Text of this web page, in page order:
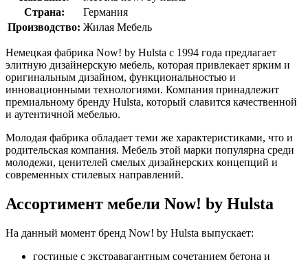
Страна:
Германия
Производство: Жилая Мебель
Немецкая фабрика Now! by Hulsta с 1994 года предлагает
элитную дизайнерскую мебель, которая привлекает ярким и
оригинальным дизайном, функциональностью и
инновационными технологиями. Компания принадлежит
премиальному бренду Hulsta, который славится качественной
и аутентичной мебелью.
Молодая фабрика обладает теми же характеристиками, что и
родительская компания. Мебель этой марки популярна среди
молодежи, ценителей смелых дизайнерских концепций и
современных стилевых направлений.
Ассортимент мебели Now! by Hulsta
На данный момент бренд Now! by Hulsta выпускает:
гостиные с экстравагантным сочетанием бетона и